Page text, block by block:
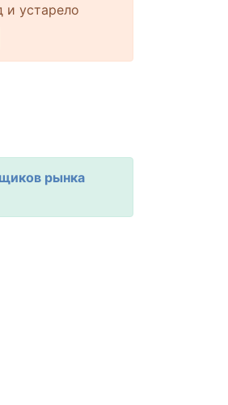
и устарело
рынка